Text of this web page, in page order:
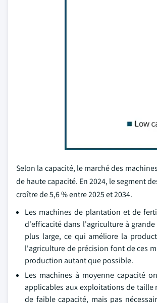
Selon la capacité, le marché des
de haute capacité. En 2024, le segment
croître de 5,6 % entre 2025 et 2034.
Les machines de plantation et de
d'efficacité dans l'agriculture à
plus large, ce qui améliore la
l'agriculture de précision font de ces
production autant que possible.
Les machines à moyenne capacité
applicables aux exploitations de
de faible capacité, mais pas